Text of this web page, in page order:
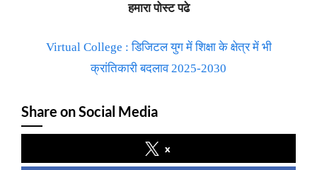
हमारा पोस्ट पढे
Virtual College : डिजिटल युग में शिक्षा के क्षेत्र में भी
क्रांतिकारी बदलाव 2025-2030
Share on Social Media
x